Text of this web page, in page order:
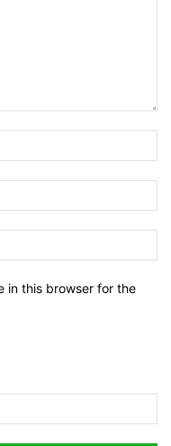
in this browser for the